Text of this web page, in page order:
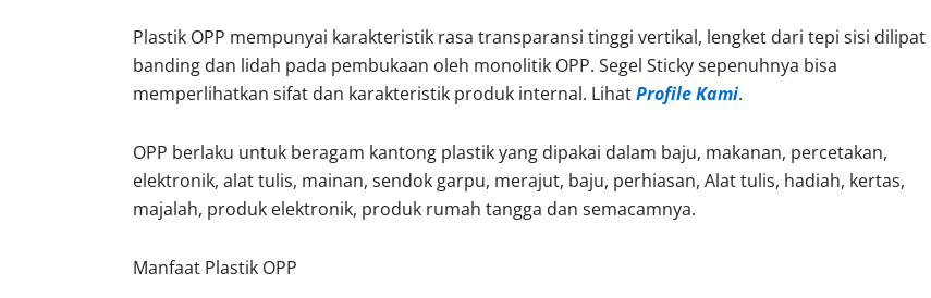
Plastik OPP mempunyai karakteristik rasa transparansi tinggi vertikal, lengket dari tepi sisi dilipat
banding dan lidah pada pembukaan oleh monolitik OPP. Segel Sticky sepenuhnya bisa
memperlihatkan sifat dan karakteristik produk internal. LihatProfile Kami.
OPP berlaku untuk beragam kantong plastik yang dipakai dalam baju, makanan, percetakan,
elektronik, alat tulis, mainan, sendok garpu, merajut, baju, perhiasan, Alat tulis, hadiah, kertas,
majalah, produk elektronik, produk rumah tangga dan semacamnya.
Manfaat Plastik OPP